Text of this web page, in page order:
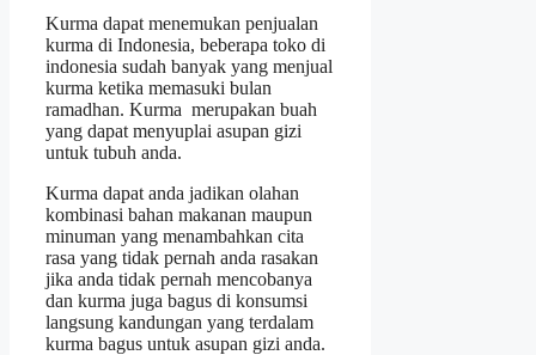
Kurma dapat menemukan penjualan
kurma di Indonesia, beberapa toko di
indonesia sudah banyak yang menjual
kurma ketika memasuki bulan
ramadhan. Kurma merupakan buah
yang dapat menyuplai asupan gizi
untuk tubuh anda.
Kurma dapat anda jadikan olahan
kombinasi bahan makanan maupun
minuman yang menambahkan cita
rasa yang tidak pernah anda rasakan
jika anda tidak pernah mencobanya
dan kurma juga bagus di konsumsi
langsung kandungan yang terdalam
kurma bagus untuk asupan gizi anda.